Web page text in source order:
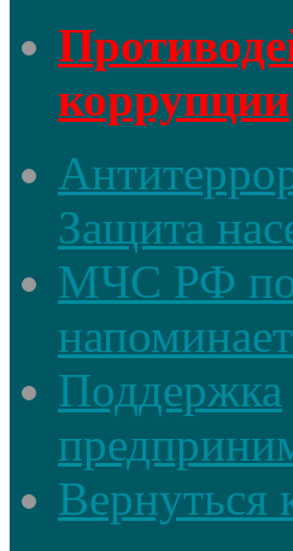
коррупции
Защита
МЧС РФ
Поддержка
Вернуться